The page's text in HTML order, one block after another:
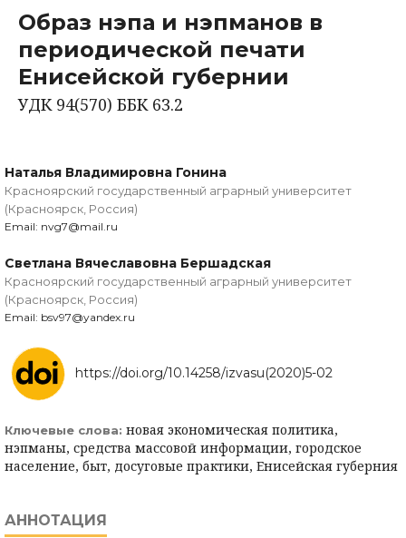
Образ нэпа и нэпманов в
периодической печати
Енисейской губернии
УДК 94(570) ББК 63.2
Наталья Владимировна Гонина
Красноярский государственный аграрный университет
(Красноярск, Россия)
Email: nvg7@mail.ru
Светлана Вячеславовна Бершадская
Красноярский государственный аграрный университет
(Красноярск, Россия)
Email: bsv97@yandex.ru
https://doi.org/10.14258/izvasu(2020)5-02
Ключевые слова: новая экономическая политика,
нэпманы, средства массовой информации, городское
население, быт, досуговые практики, Енисейская губерния
АННОТАЦИЯ